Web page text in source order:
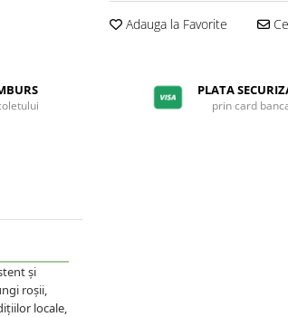
Adauga la Favorite
PLATA
prin card
și
roșii,
locale,